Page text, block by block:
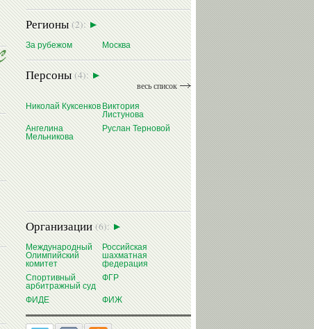
Регионы(2):
За рубежом Москва
Персоны(4):
весь список
Николай КуксенковВиктория
Листунова
Ангелина
Мельникова
Руслан Терновой
Организации(6):
Международный
Олимпийский
комитет
Российская
шахматная
федерация
Спортивный
арбитражный суд
ФГР
ФИДЕ ФИЖ